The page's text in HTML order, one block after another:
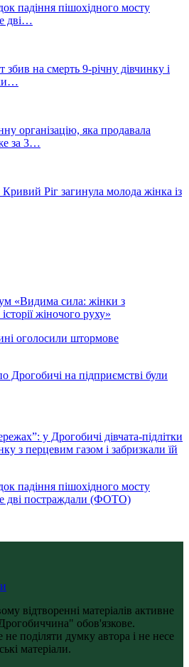
падіння пішохідного мосту
дві…
збив на смерть 9-річну дівчинку і
організацію, яка продавала
за 3…
Ріг загинула молода жінка із
«Видима сила: жінки з
жіночого руху»
оголосили штормове
Дрогобичі на підприємстві були
у Дрогобичі дівчата-підлітки
з перцевим газом і забризкали їй
падіння пішохідного мосту
дві постраждали (ФОТО)
відтворенні матеріалів активне
обов'язкове.
не поділяти думку автора і не несе
матеріали.